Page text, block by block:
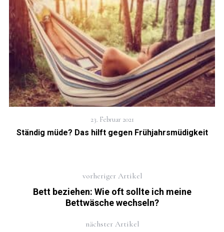
23. Februar 2021
Ständig müde? Das hilft gegen Frühjahrsmüdigkeit
vorheriger Artikel
Bett beziehen: Wie oft sollte ich meine
Bettwäsche wechseln?
nächster Artikel